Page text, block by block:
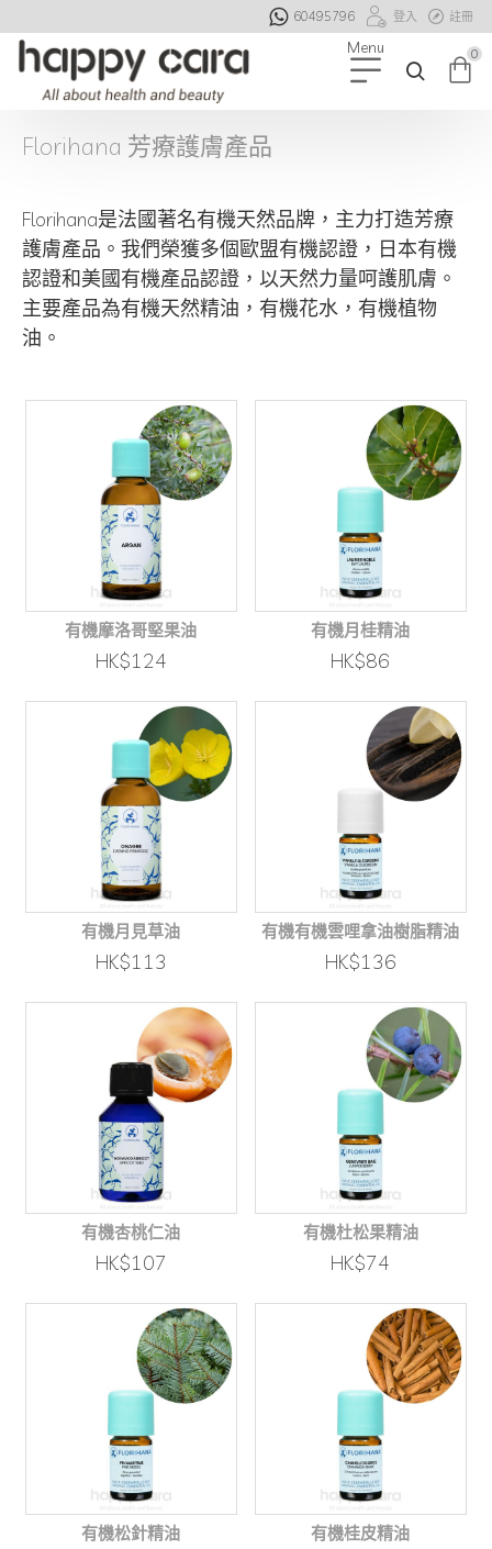
60495796 登入 註冊
0
Florihana 芳療護膚產品
Florihana是法國著名有機天然品牌，主力打造芳療
護膚產品。我們榮獲多個歐盟有機認證，日本有機
認證和美國有機產品認證，以天然力量呵護肌膚。
主要產品為有機天然精油，有機花水，有機植物
油。
有機摩洛哥堅果油
HK$124
有機月桂精油
HK$86
有機月見草油
HK$113
有機有機雲哩拿油樹脂精油
HK$136
有機杏桃仁油
HK$107
有機杜松果精油
HK$74
有機松針精油 有機桂皮精油